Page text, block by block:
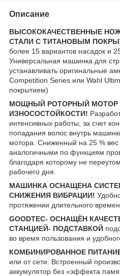
Описание
ВЫСОКОКАЧЕСТВЕННЫЕ
СТАЛИ С ТИТАНОВЫМ
более 15 вариантов насадок и
Универсальная машинка для
устанавливать оригинальные
Competition Series или Wahl
покрытием)
МОЩНЫЙ РОТОРНЫЙ
ИЗНОСОСТОЙКОСТИ!
интенсивных работы, за счет
попадания волос внутрь
мотора. Сниженный на 25 %
аналогичными по функциям
благодаря которому не
рабочего дня.
МАШИНКА ОСНАЩЕНА
СНИЖЕНИЯ ВИБРАЦИИ!
протяжении длительного
GOODTEC- ОСНАЩЁН
СТАНЦИЕЙ- ПОДСТАВКОЙ
во время пользования и
КОМБИНИРОВАННОЕ
или от сети. Встроенный
аккумулятор без «эффекта